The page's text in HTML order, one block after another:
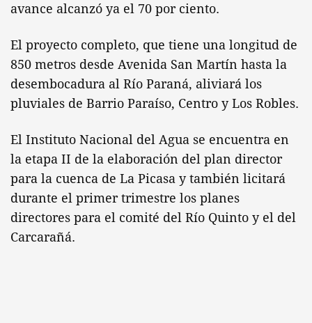
avance alcanzó ya el 70 por ciento.
El proyecto completo, que tiene una longitud de
850 metros desde Avenida San Martín hasta la
desembocadura al Río Paraná, aliviará los
pluviales de Barrio Paraíso, Centro y Los Robles.
El Instituto Nacional del Agua se encuentra en
la etapa II de la elaboración del plan director
para la cuenca de La Picasa y también licitará
durante el primer trimestre los planes
directores para el comité del Río Quinto y el del
Carcarañá.